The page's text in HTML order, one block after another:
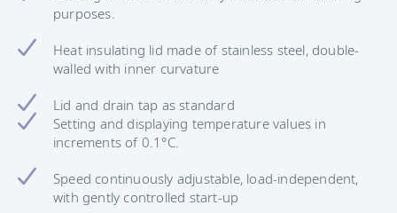
purposes.
Heat insulating lid made of stainless steel, double-
walled with inner curvature
Lid and drain tap as standard
Setting and displaying temperature values in
increments of 0.1°C.
Speed continuously adjustable, load-independent,
with gently controlled start-up